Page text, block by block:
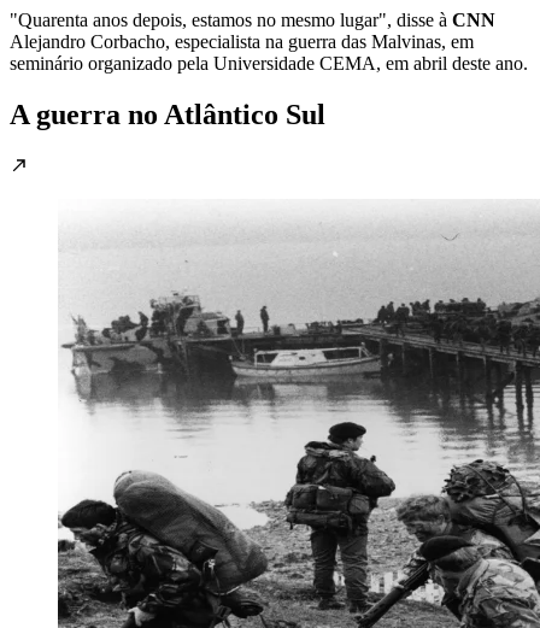
"Quarenta anos depois, estamos no mesmo lugar", disse à CNN
Alejandro Corbacho, especialista na guerra das Malvinas, em
seminário organizado pela Universidade CEMA, em abril deste ano.
A guerra no Atlântico Sul